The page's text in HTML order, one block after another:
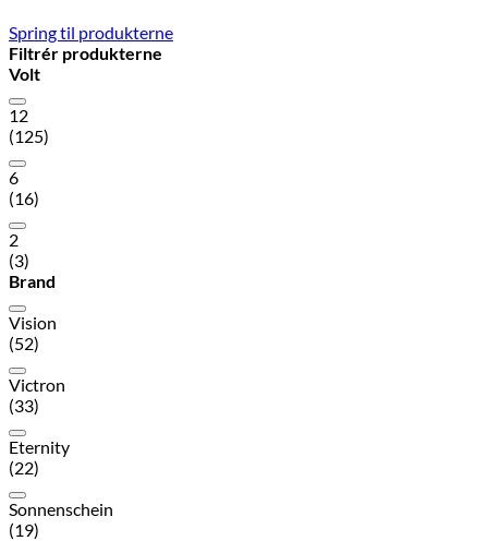
Spring til produkterne
Filtrér produkterne
Volt
12
(125)
6
(16)
2
(3)
Brand
Vision
(52)
Victron
(33)
Eternity
(22)
Sonnenschein
(19)